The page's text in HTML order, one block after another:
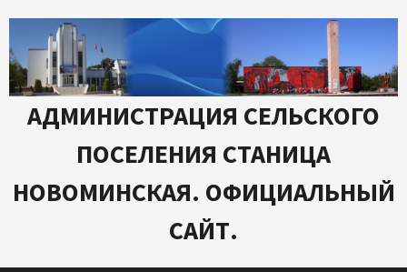
содержимому
АДМИНИСТРАЦИЯ СЕЛЬСКОГО
ПОСЕЛЕНИЯ СТАНИЦА
НОВОМИНСКАЯ. ОФИЦИАЛЬНЫЙ
САЙТ.